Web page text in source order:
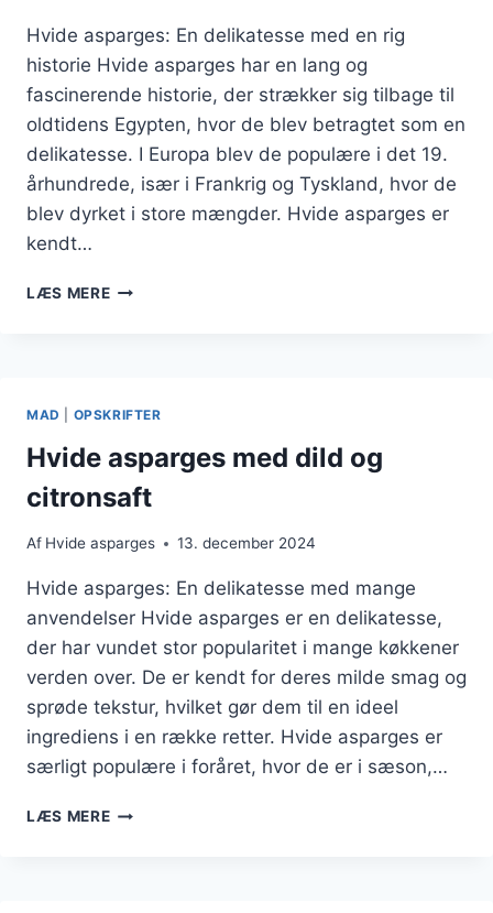
Hvide asparges: En delikatesse med en rig
historie Hvide asparges har en lang og
fascinerende historie, der strækker sig tilbage til
oldtidens Egypten, hvor de blev betragtet som en
delikatesse. I Europa blev de populære i det 19.
århundrede, især i Frankrig og Tyskland, hvor de
blev dyrket i store mængder. Hvide asparges er
kendt…
LÆS MEREHVIDE
OG
LET
MAD OPSKRIFTER
Hvide asparges med dild og
citronsaft
Af Hvide asparges 13. december 2024
Hvide asparges: En delikatesse med mange
anvendelser Hvide asparges er en delikatesse,
der har vundet stor popularitet i mange køkkener
verden over. De er kendt for deres milde smag og
sprøde tekstur, hvilket gør dem til en ideel
ingrediens i en række retter. Hvide asparges er
særligt populære i foråret, hvor de er i sæson,…
LÆS MEREHVIDE